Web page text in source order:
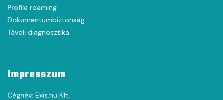
Profile roaming
Dokumentumbiztonság
Távoli diagnosztika
Impresszum
Cégnév: Exis.hu Kft.